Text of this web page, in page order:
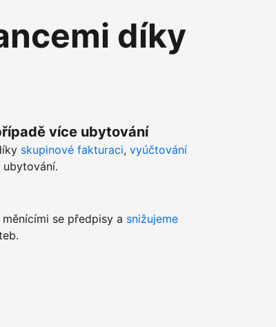
díky
více ubytování
skupinové fakturaci, vyúčtování
ubytování.
se předpisy a snižujeme